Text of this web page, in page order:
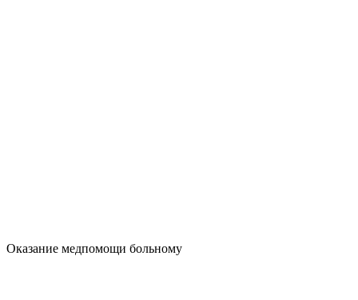
Оказание медпомощи больному